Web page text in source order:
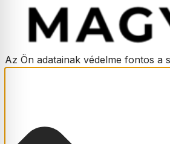
Az Ön adatainak védelme fontos a